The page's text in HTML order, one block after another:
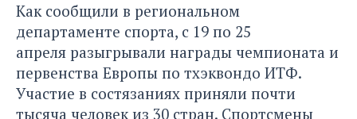
Как сообщили в региональном
департаменте спорта, с 19 по 25
апреля разыгрывали награды чемпионата и
первенства Европы по тхэквондо ИТФ.
Участие в состязаниях приняли почти
тысяча человек из 30 стран. Спортсмены